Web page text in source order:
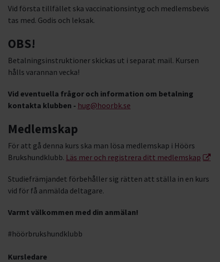
Vid första tillfället ska vaccinationsintyg och medlemsbevis
tas med. Godis och leksak.
OBS!
Betalningsinstruktioner skickas ut i separat mail. Kursen
hålls varannan vecka!
Vid eventuella frågor och information om betalning
kontakta klubben - hug@hoorbk.se
Medlemskap
För att gå denna kurs ska man lösa medlemskap i Höörs
Brukshundklubb. Läs mer och registrera ditt medlemskap
Studiefrämjandet förbehåller sig rätten att ställa in en kurs
vid för få anmälda deltagare.
Varmt välkommen med din anmälan!
#höörbrukshundklubb
Kursledare